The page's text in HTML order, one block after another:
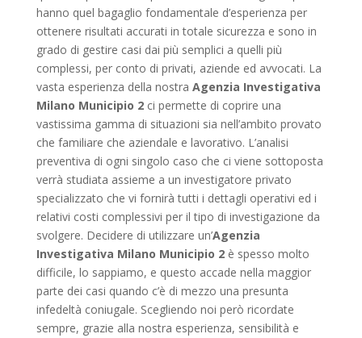
hanno quel bagaglio fondamentale d’esperienza per
ottenere risultati accurati in totale sicurezza e sono in
grado di gestire casi dai più semplici a quelli più
complessi, per conto di privati, aziende ed avvocati. La
vasta esperienza della nostra Agenzia Investigativa
Milano Municipio 2ci permette di coprire una
vastissima gamma di situazioni sia nell’ambito provato
che familiare che aziendale e lavorativo. L’analisi
preventiva di ogni singolo caso che ci viene sottoposta
verrà studiata assieme a un investigatore privato
specializzato che vi fornirà tutti i dettagli operativi ed i
relativi costi complessivi per il tipo di investigazione da
svolgere. Decidere di utilizzare un’Agenzia
Investigativa Milano Municipio 2è spesso molto
difficile, lo sappiamo, e questo accade nella maggior
parte dei casi quando c’è di mezzo una presunta
infedeltà coniugale. Scegliendo noi però ricordate
sempre, grazie alla nostra esperienza, sensibilità e